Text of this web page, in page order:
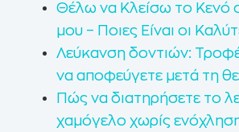
Θέλω να Κλείσω το Κενό
μου – Ποιες Είναι οι
Λεύκανση δοντιών:
να αποφεύγετε μετά τη
Πώς να διατηρήσετε το
χαμόγελο χωρίς